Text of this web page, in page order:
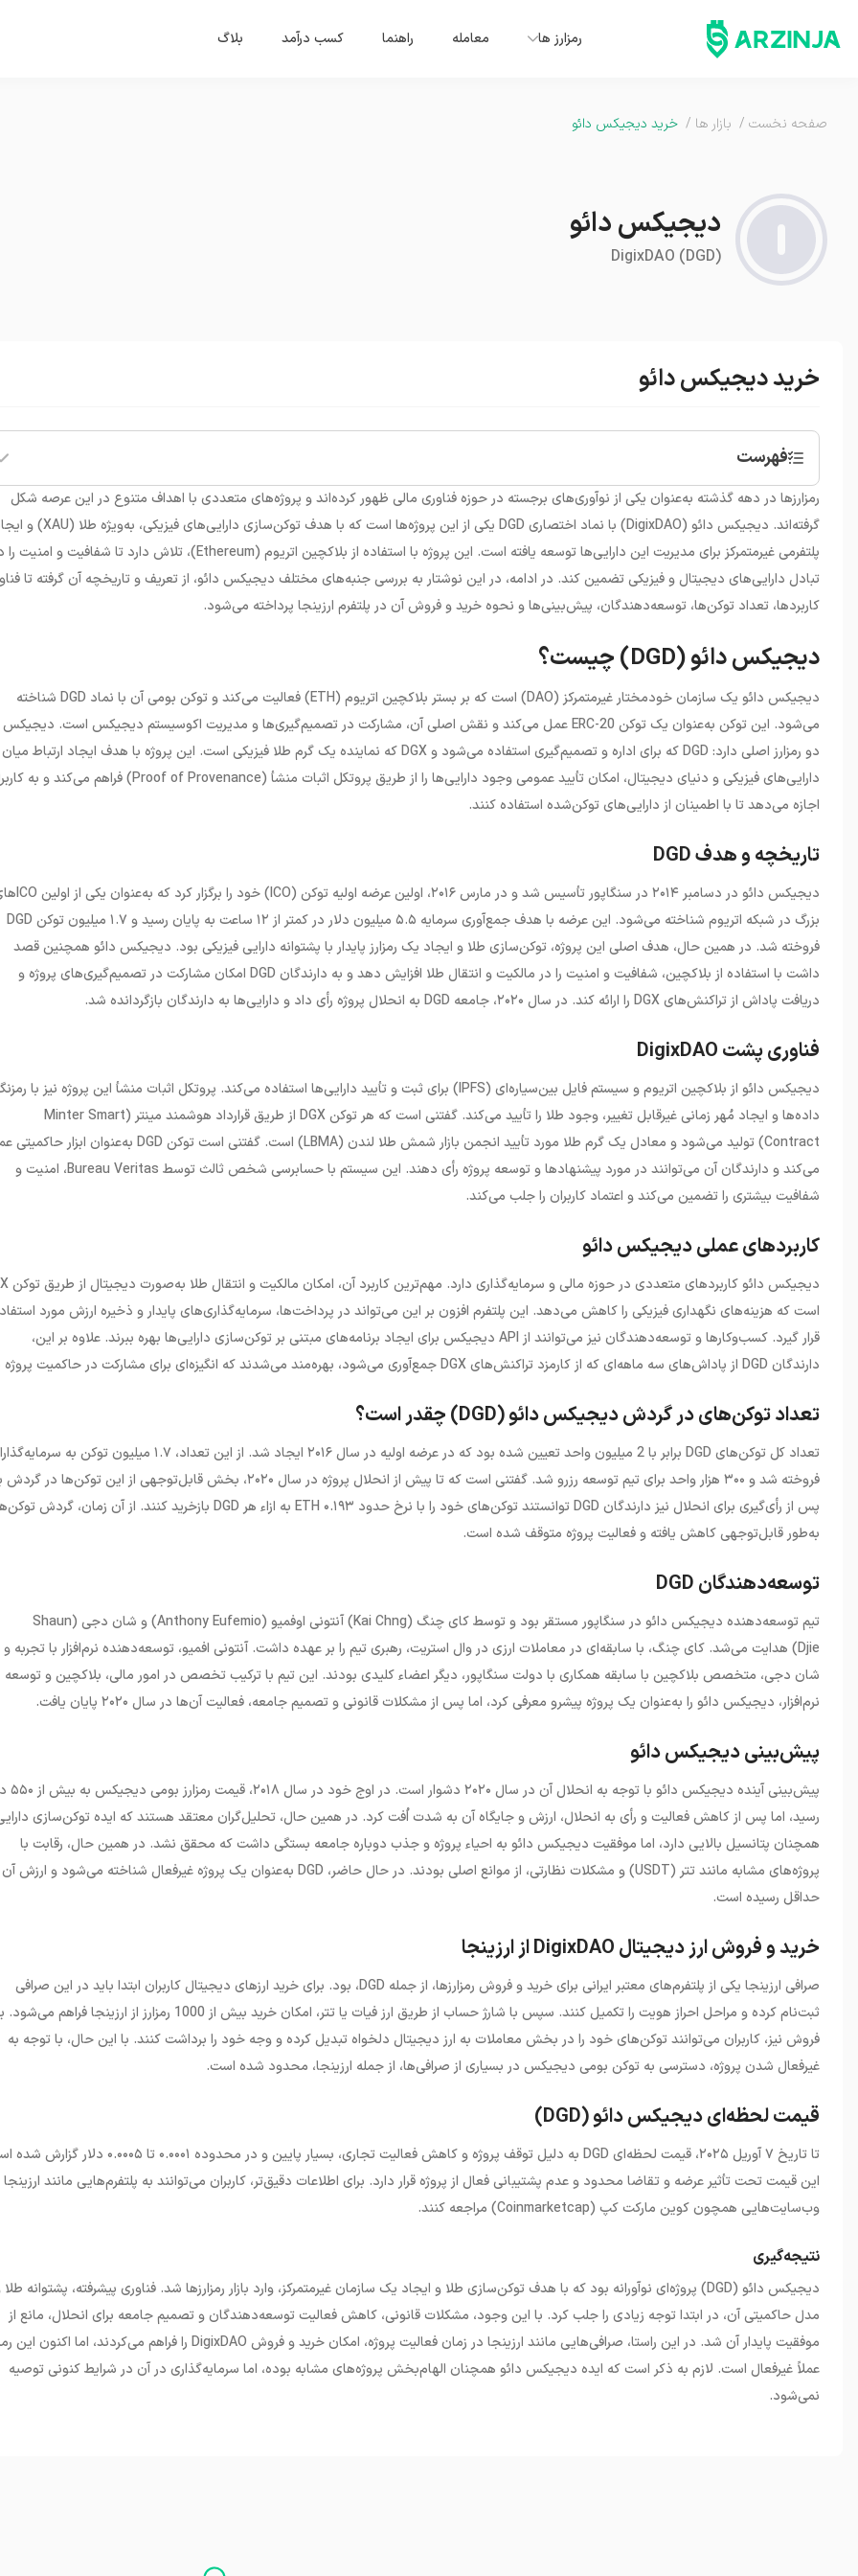
رمزارز ها معامله راهنما کسب درآمد بلاگ
صفحه نخست / بازار ها / خرید دیجیکس دائو
دیجیکس دائو
DigixDAO (DGD)
خرید دیجیکس دائو
فهرست
• دیجیکس دائو (DGD) چیست؟
رمزارزها در دهه گذشته به‌عنوان یکی از نوآوری‌های برجسته در حوزه فناوری مالی ظهور کرده‌اند و پروژه‌های متعددی با اهداف متنوع در این عرصه شکل
گرفته‌اند. دیجیکس دائو (DigixDAO
) با نماد اختصاری DGD یکی از این پروژه‌ها است که با هدف توکن‌سازی دارایی‌های فیزیکی، به‌ویژه طلا (XAU) و
پلتفرمی غیرمتمرکز برای مدیریت این دارایی‌ها توسعه یافته است. این پروژه با استفاده از بلاکچین اتریوم (Ethereum)، تلاش دارد تا شفافیت و امنیت را
تبادل دارایی‌های دیجیتال و فیزیکی تضمین کند. در ادامه، در این نوشتار به بررسی جنبه‌های مختلف دیجیکس دائو، از تعریف و تاریخچه آن گرفته تا
کاربردها، تعداد توکن‌ها، توسعه‌دهندگان، پیش‌بینی‌ها و نحوه خرید و فروش آن در پلتفرم ارزینجا پرداخته می‌شود.
دیجیکس دائو (DGD) چیست؟
دیجیکس دائو یک سازمان خودمختار غیرمتمرکز (DAO
) است که بر بستر بلاکچین اتریوم (ETH) فعالیت می‌کند و توکن بومی آن با نماد DGD شناخته
می‌شود. این توکن به‌عنوان یک توکن ERC-20عمل می‌کند و نقش اصلی آن، مشارکت در تصمیم‌گیری‌ها و مدیریت اکوسیستم دیجیکس است. دیجیکس
دو رمزارز اصلی دارد: DGDکه برای اداره و تصمیم‌گیری استفاده می‌شود وDGXکه نماینده یک گرم طلا فیزیکی است. این پروژه با هدف ایجاد ارتباط میان
دارایی‌های فیزیکی و دنیای دیجیتال، امکان تأیید عمومی وجود دارایی‌ها را از طریق پروتکل اثبات منشأ (Proof of Provenance
)فراهم می‌کند و به
اجازه می‌دهد تا با اطمینان از دارایی‌های توکن‌شده استفاده کنند.
تاریخچه و هدف DGD
دیجیکس دائو در دسامبر ۲۰۱۴ در سنگاپور تأسیس شد و در مارس ۲۰۱۶، اولین عرضه اولیه توکن ( ICO
)خود را برگزار کرد که به‌عنوان یکی از اولین ICO
بزرگ در شبکه اتریوم شناخته می‌شود. این عرضه با هدف جمع‌آوری سرمایه ۵.۵ میلیون دلار در کمتر از ۱۲ ساعت به پایان رسید و ۱.۷ میلیون توکن
DGD
فروخته شد. در همین حال، هدف اصلی این پروژه، توکن‌سازی طلا و ایجاد یک رمزارز پایدار با پشتوانه دارایی فیزیکی بود. دیجیکس دائو همچنین قصد
داشت با استفاده از بلاکچین، شفافیت و امنیت را در مالکیت و انتقال طلا افزایش دهد و به دارندگان DGD امکان مشارکت در تصمیم‌گیری‌های پروژه و
دریافت پاداش از تراکنش‌هایDGX را ارائه کند. در سال ۲۰۲۰، جامعه DGD به انحلال پروژه رأی داد و دارایی‌ها به دارندگان بازگردانده شد.
فناوری پشت DigixDAO
دیجیکس دائو از بلاکچین اتریوم و سیستم فایل بین‌سیاره‌ای (IPFS
) برای ثبت و تأیید دارایی‌ها استفاده می‌کند. پروتکل اثبات منشأ این پروژه نیز با
داده‌ها و ایجاد مُهر زمانی غیرقابل تغییر، وجود طلا را تأیید می‌کند. گفتنی است که هر توکنDGX از طریق قرارداد هوشمند مینتر (Minter Smart
Contract
)تولید می‌شود و معادل یک گرم طلا مورد تأیید انجمن بازار شمش طلا لندن (LBMA
) است. گفتنی است توکن DGD به‌عنوان ابزار حاکمیتی
می‌کند و دارندگان آن می‌توانند در مورد پیشنهادها و توسعه پروژه رأی دهند. این سیستم با حسابرسی شخص ثالث توسط Bureau Veritas، امنیت و
شفافیت بیشتری را تضمین می‌کند و اعتماد کاربران را جلب می‌کند.
کاربردهای عملی دیجیکس دائو
دیجیکس دائو کاربردهای متعددی در حوزه مالی و سرمایه‌گذاری دارد. مهم‌ترین کاربرد آن، امکان مالکیت و انتقال طلا به‌صورت دیجیتال از طریق توکن
است که هزینه‌های نگهداری فیزیکی را کاهش می‌دهد. این پلتفرم افزون بر این می‌تواند در پرداخت‌ها، سرمایه‌گذاری‌های پایدار و ذخیره ارزش مورد
قرار گیرد. کسب‌وکارها و توسعه‌دهندگان نیز می‌توانند از API دیجیکس برای ایجاد برنامه‌های مبتنی بر توکن‌سازی دارایی‌ها بهره ببرند. علاوه بر این،
دارندگان DGD از پاداش‌های سه‌ ماهه‌ای که از کارمزد تراکنش‌هایDGXجمع‌آوری می‌شود، بهره‌مند می‌شدند که انگیزه‌ای برای مشارکت در حاکمیت پروژه
تعداد توکن‌های در گردش دیجیکس دائو (DGD) چقدر است؟
تعداد کل توکن‌های DGD
برابر با 2 میلیون واحد تعیین شده بود که در عرضه اولیه در سال ۲۰۱۶ ایجاد شد. از این تعداد، ۱.۷ میلیون توکن به
فروخته شد و ۳۰۰ هزار واحد برای تیم توسعه رزرو شد. گفتنی است که تا پیش از انحلال پروژه در سال ۲۰۲۰، بخش قابل‌توجهی از این توکن‌ها
پس از رأی‌گیری برای انحلال نیز دارندگان DGDتوانستند توکن‌های خود را با نرخ حدود ۰.۱۹۳ ETH به ازاء هر DGD بازخرید کنند. از آن زمان، گردش
به‌طور قابل‌توجهی کاهش یافته و فعالیت پروژه متوقف شده است.
توسعه‌دهندگان DGD
تیم توسعه‌دهنده دیجیکس دائو در سنگاپور مستقر بود و توسط کای چنگ (Kai Chng) آنتونی اوفمیو (Anthony Eufemio
)و شان دجی (Shaun
Djie
) هدایت می‌شد. کای چنگ، با سابقه‌ای در معاملات ارزی در وال استریت، رهبری تیم را بر عهده داشت. آنتونی افمیو، توسعه‌دهنده نرم‌افزار با تجربه و
شان دجی، متخصص بلاکچین با سابقه همکاری با دولت سنگاپور، دیگر اعضاء کلیدی بودند. این تیم با ترکیب تخصص در امور مالی، بلاکچین و توسعه
نرم‌افزار، دیجیکس دائو را به‌عنوان یک پروژه پیشرو معرفی کرد، اما پس از مشکلات قانونی و تصمیم جامعه، فعالیت آن‌ها در سال ۲۰۲۰ پایان یافت.
پیش‌بینی دیجیکس دائو
پیش‌بینی آینده دیجیکس
رسید، اما پس از کاهش فعالیت و رأی به انحلال، ارزش و جایگاه آن به شدت اُفت کرد. در همین حال، تحلیلگران معتقد هستند که ایده توکن‌سازی
همچنان پتانسیل بالایی دارد، اما موفقیت دیجیکس دائو به احیاء پروژه و جذب دوباره جامعه بستگی داشت که محقق نشد. در همین حال، رقابت با
پروژه‌های مشابه مانند تتر (USDT
)و مشکلات نظارتی، از موانع اصلی بودند. در حال حاضر، DGD به‌عنوان یک پروژه غیرفعال شناخته می‌شود و ارزش آن
حداقل رسیده است.
خرید و فروش ارز دیجیتال DigixDAO از ارزینجا
صرافی ارزینجا یکی از پلتفرم‌های معتبر ایرانی برای خرید و فروش رمزارزها، از جمله DGD، بود. برای خرید ارزهای دیجیتال کاربران ابتدا باید در این صرافی
ثبت‌نام کرده و مراحل احراز هویت را تکمیل کنند. سپس با شارژ حساب از طریق ارز فیات یا تتر، امکان خرید بیش از 1000 رمزارز از ارزینجا
فروش نیز، کاربران می‌توانند توکن‌های خود را در بخش معاملات به ارز دیجیتال دلخواه تبدیل کرده و وجه خود را برداشت کنند. با این حال، با توجه به
غیرفعال شدن پروژه، دسترسی به توکن بومی دیجیکس در بسیاری از صرافی‌ها، از جمله ارزینجا، محدود شده است.
قیمت لحظه‌ای دیجیکس دائو (DGD)
تا تاریخ ۷ آوریل ۲۰۲۵، قیمت لحظه‌ای DGD
به دلیل توقف پروژه و کاهش فعالیت تجاری، بسیار پایین و در محدوده ۰.۰۰۰۱ تا ۰.۰۰۰۵
این قیمت تحت تأثیر عرضه و تقاضا محدود و عدم پشتیبانی فعال از پروژه قرار دارد. برای اطلاعات دقیق‌تر، کاربران می‌توانند به پلتفرم‌هایی مانند ارزینجا
وب‌سایت‌هایی همچون کوین مارکت کپ (Coinmarketcap) مراجعه کنند.
نتیجه‌گیری
دیجیکس دائو (DGD
) پروژه‌ای نوآورانه بود که با هدف توکن‌سازی طلا و ایجاد یک سازمان غیرمتمرکز، وارد بازار رمزارزها شد. فناوری پیشرفته، پشتوانه طلا
مدل حاکمیتی آن، در ابتدا توجه زیادی را جلب کرد. با این وجود، مشکلات قانونی، کاهش فعالیت توسعه‌دهندگان و تصمیم جامعه برای انحلال، مانع از
موفقیت پایدار آن شد. در این راستا، صرافی‌هایی مانند ارزینجا در زمان فعالیت پروژه، امکان خرید و فروش DigixDAO را فراهم می‌کردند، اما اکنون این
عملاً غیرفعال است. لازم به ذکر است که ایده دیجیکس دائو همچنان الهام‌بخش پروژه‌های مشابه بوده، اما سرمایه‌گذاری در آن در شرایط کنونی توصیه
نمی‌شود.